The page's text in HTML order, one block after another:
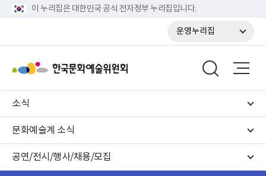
이 누리집은 대한민국 공식 전자정부 누리집입니다.
운영누리집
소식
문화예술계 소식
공연/전시/행사/채용/모집